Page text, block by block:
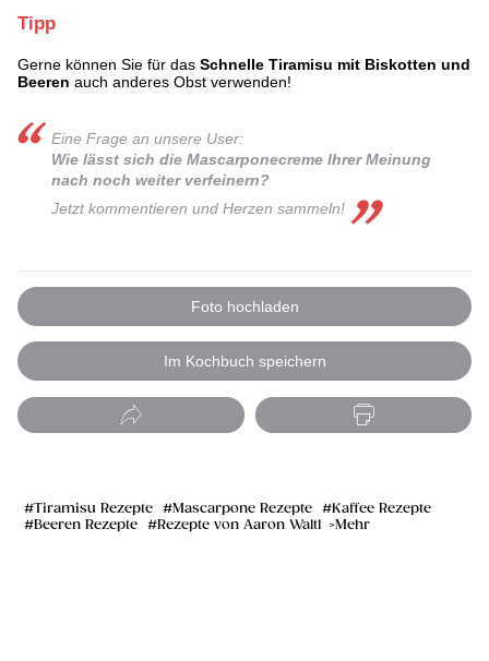
Tipp
Gerne können Sie für das Schnelle Tiramisu mit Biskotten und
Beeren auch anderes Obst verwenden!
Eine Frage an unsere User:
Wie lässt sich die Mascarponecreme Ihrer Meinung
nach noch weiter verfeinern?
Jetzt kommentieren und Herzen sammeln!
Foto hochladen
Im Kochbuch speichern
Tiramisu Rezepte Mascarpone Rezepte
Kaffee Rezepte
Beeren Rezepte
Rezepte von Aaron Waltl Mehr